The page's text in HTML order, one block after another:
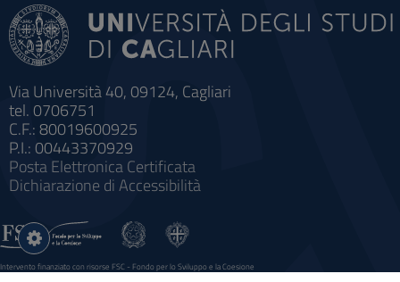
Via Università 40, 09124, Cagliari
tel. 0706751
C.F.: 80019600925
P.I.: 00443370929
Posta Elettronica Certificata
Dichiarazione di Accessibilità
Intervento finanziato con risorse FSC - Fondo per lo Sviluppo e la Coesione
Sistema informatico gestionale integrato a supporto della didattica e della ricerca e potenziamento dei servizi online
Impostazioni
cookie